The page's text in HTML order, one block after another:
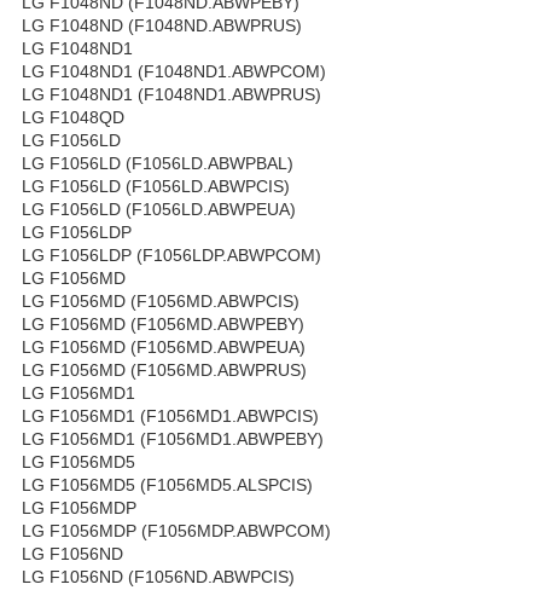
LG F1048ND (F1048ND.ABWPRUS)
LG F1048ND1
LG F1048ND1 (F1048ND1.ABWPCOM)
LG F1048ND1 (F1048ND1.ABWPRUS)
LG F1048QD
LG F1056LD
LG F1056LD (F1056LD.ABWPBAL)
LG F1056LD (F1056LD.ABWPCIS)
LG F1056LD (F1056LD.ABWPEUA)
LG F1056LDP
LG F1056LDP (F1056LDP.ABWPCOM)
LG F1056MD
LG F1056MD (F1056MD.ABWPCIS)
LG F1056MD (F1056MD.ABWPEBY)
LG F1056MD (F1056MD.ABWPEUA)
LG F1056MD (F1056MD.ABWPRUS)
LG F1056MD1
LG F1056MD1 (F1056MD1.ABWPCIS)
LG F1056MD1 (F1056MD1.ABWPEBY)
LG F1056MD5
LG F1056MD5 (F1056MD5.ALSPCIS)
LG F1056MDP
LG F1056MDP (F1056MDP.ABWPCOM)
LG F1056ND
LG F1056ND (F1056ND.ABWPCIS)